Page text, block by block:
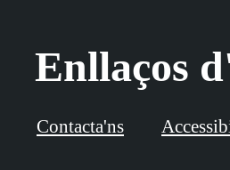
Enllaços
Contacta'ns